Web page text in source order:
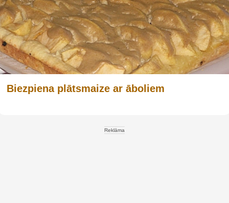
Biezpiena plātsmaize ar āboliem
Reklāma